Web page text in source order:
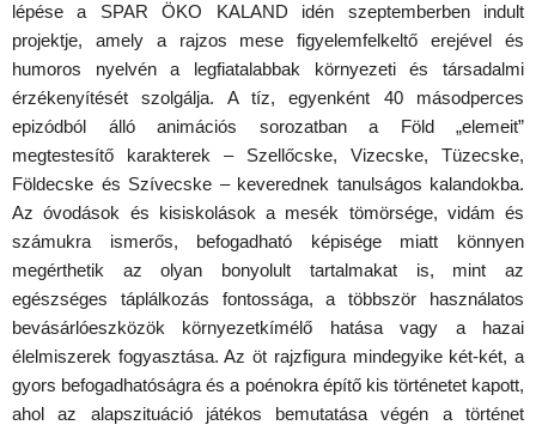
lépése a SPAR ÖKO KALAND idén szeptemberben indult
projektje, amely a rajzos mese figyelemfelkeltő erejével és
humoros nyelvén a legfiatalabbak környezeti és társadalmi
érzékenyítését szolgálja. A tíz, egyenként 40 másodperces
epizódból álló animációs sorozatban a Föld „elemeit”
megtestesítő karakterek – Szellőcske, Vizecske, Tüzecske,
Földecske és Szívecske – keverednek tanulságos kalandokba.
Az óvodások és kisiskolások a mesék tömörsége, vidám és
számukra ismerős, befogadható képisége miatt könnyen
megérthetik az olyan bonyolult tartalmakat is, mint az
egészséges táplálkozás fontossága, a többször használatos
bevásárlóeszközök környezetkímélő hatása vagy a hazai
élelmiszerek fogyasztása. Az öt rajzfigura mindegyike két-két, a
gyors befogadhatóságra és a poénokra építő kis történetet kapott,
ahol az alapszituáció játékos bemutatása végén a történet